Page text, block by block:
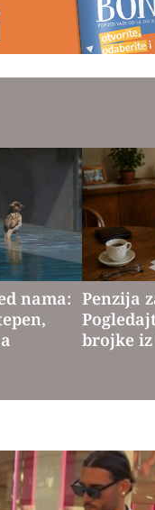
nama: Penzija
brojke iz